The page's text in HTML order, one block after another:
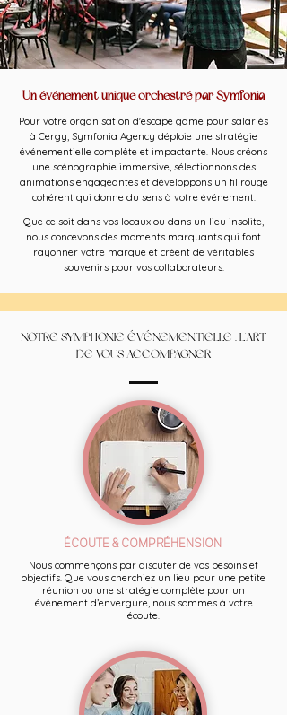
Un événement unique orchestré par Symfonia
Pour votre organisation d'escape game pour salariés
à Cergy, Symfonia Agency déploie une stratégie
événementielle complète et impactante. Nous créons
une scénographie immersive, sélectionnons des
animations engageantes et développons un fil rouge
cohérent qui donne du sens à votre événement.
Que ce soit dans vos locaux ou dans un lieu insolite,
nous concevons des moments marquants qui font
rayonner votre marque et créent de véritables
souvenirs pour vos collaborateurs.
NOTRE SYMPHONIE ÉVÉNEMENTIELLE : L'ART
DE VOUS ACCOMPAGNER
ÉCOUTE & COMPRÉHENSION
Nous commençons par discuter de vos besoins et
objectifs. Que vous cherchiez un lieu pour une petite
réunion ou une stratégie complète pour un
évènement d’envergure, nous sommes à votre
écoute.